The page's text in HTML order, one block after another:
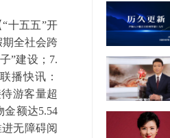
十五五”开
全社会跨
”建设；7.
播快讯：
游客量超
金额达5.54
无障碍阅